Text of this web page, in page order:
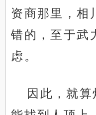
资商那里，相
错的，至于武
虑。
因此，就